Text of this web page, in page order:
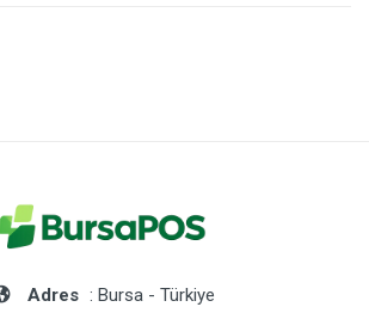
Adres : Bursa - Türkiye